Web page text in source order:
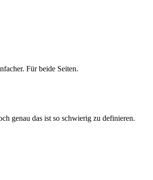
Für beide Seiten.
genau das ist so schwierig zu definieren.